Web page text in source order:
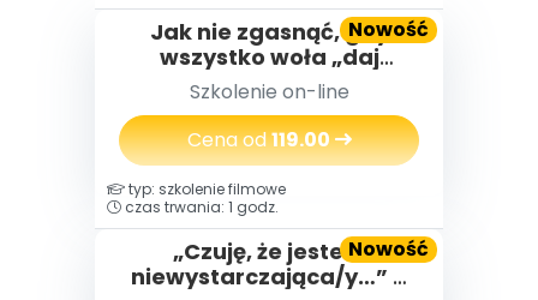
Nowość
Jak nie zgasnąć, gdy
wszystko woła „daj
więcej” – o wypaleniu
zawodowym
nauczycielek i nauczycieli,
którzy za długo byli silni
Szkolenie on-line
Cena od119.00
Nowość
typ: szkolenie filmowe
czas trwania: 1 godz.
„Czuję, że jestem
niewystarczająca/y…” –